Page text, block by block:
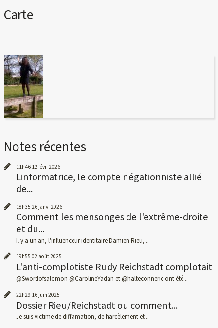
Carte
Notes récentes
11h46 12févr. 2026
Linformatrice, le compte négationniste allié
de...
18h35 26 janv. 2026
Comment les mensonges de l'extrême-droite
et du...
Il y a un an, l'influenceur identitaire Damien Rieu,...
19h55 02 août 2025
L'anti-complotiste Rudy Reichstadt complotait
@Swordofsalomon @CarolineYadan et @halteconnerie ont été...
22h29 16 juin 2025
Dossier Rieu/Reichstadt ou comment...
Je suis victime de diffamation, de harcèlement et...